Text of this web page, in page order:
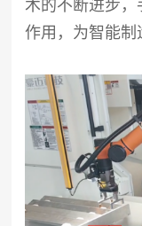
术的不断进步
作用，为智能制